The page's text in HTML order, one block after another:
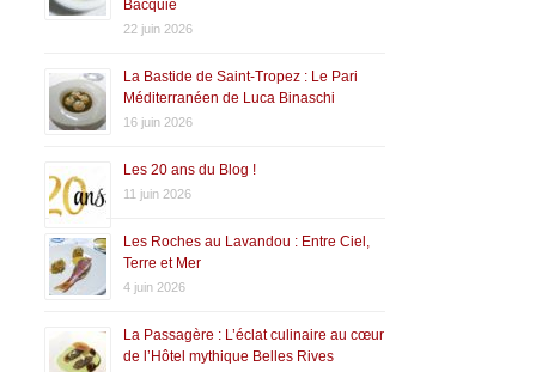
Bacquié
22 juin 2026
La Bastide de Saint-Tropez : Le Pari
Méditerranéen de Luca Binaschi
16 juin 2026
Les 20 ans du Blog !
11 juin 2026
Les Roches au Lavandou : Entre Ciel,
Terre et Mer
4 juin 2026
La Passagère : L’éclat culinaire au cœur
de l’Hôtel mythique Belles Rives